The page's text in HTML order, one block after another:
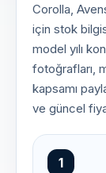
Corolla,
için stok
model yılı
fotoğrafları,
kapsamı
ve güncel
1